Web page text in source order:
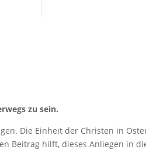
zu sein.
Die Einheit der Christen in
Beitrag hilft, dieses Anliegen in